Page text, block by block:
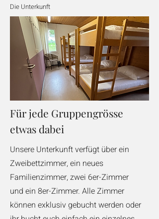
Die Unterkunft
Für jede Gruppengrösse
etwas dabei
Unsere Unterkunft verfügt über ein
Zweibettzimmer, ein neues
Familienzimmer, zwei 6er-Zimmer
und ein 8er-Zimmer. Alle Zimmer
können exklusiv gebucht werden oder